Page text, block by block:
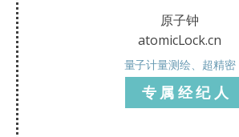
原子钟
atomicLock.cn
量子计量测绘、超精密
专属经纪人